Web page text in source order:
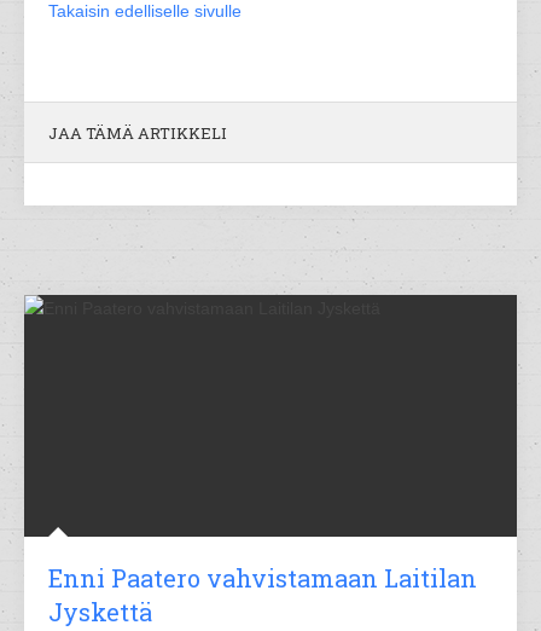
Takaisin edelliselle sivulle
JAA TÄMÄ ARTIKKELI
Enni Paatero vahvistamaan Laitilan
Jyskettä